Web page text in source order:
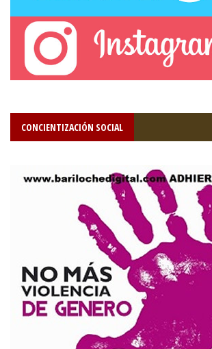
CONCIENTIZACIÓN SOCIAL